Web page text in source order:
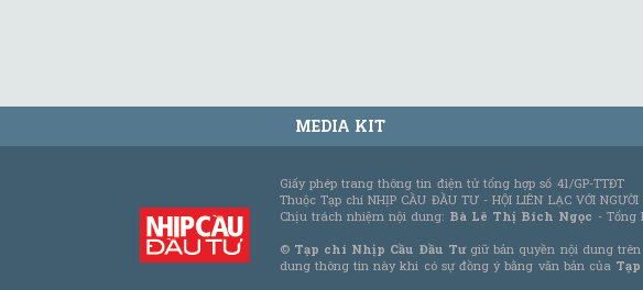
MEDIA KIT
Giấy phép trang thông tin điện tử tổng hợp số 41/GP-TTĐT
Thuộc Tạp chí NHỊP CẦU ĐẦU TƯ - HỘI LIÊN LẠC VỚI NGƯỜI
Chịu trách nhiệm nội dung: Bà Lê Thị Bích Ngọc - Tổng
© Tạp chí Nhịp Cầu Đầu Tưgiữ bản quyền nội dung
dung thông tin này khi có sự đồng ý bằng văn bản của